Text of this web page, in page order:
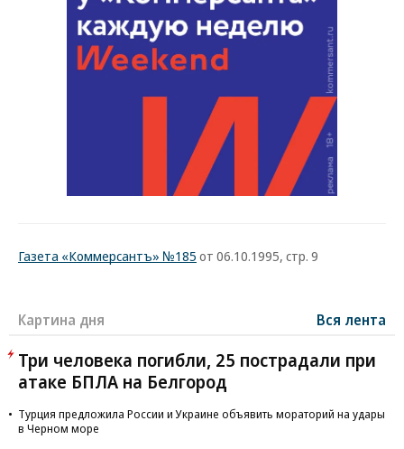
Газета «Коммерсантъ» №185 от 06.10.1995, стр. 9
Картина дня Вся лента
Три человека погибли, 25 пострадали при
атаке БПЛА на Белгород
Турция предложила России и Украине объявить мораторий на удары
в Черном море